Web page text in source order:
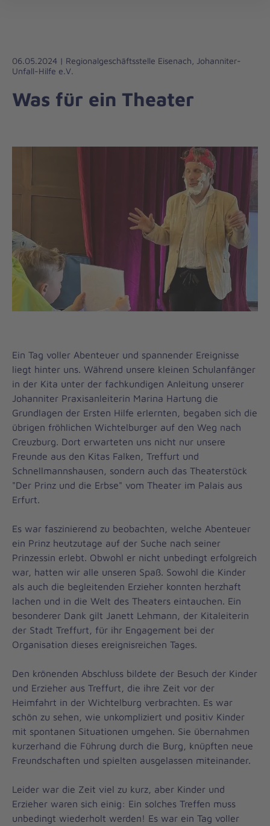
Liebe
zum
06.05.2024 | Regionalgeschäftsstelle Eisenach, Johanniter-
Unfall-Hilfe e.V.
Was für ein Theater
Ein Tag voller Abenteuer und spannender Ereignisse
liegt hinter uns. Während unsere kleinen Schulanfänger
in der Kita unter der fachkundigen Anleitung unserer
Johanniter Praxisanleiterin Marina Hartung die
Grundlagen der Ersten Hilfe erlernten, begaben sich die
übrigen fröhlichen Wichtelburger auf den Weg nach
Creuzburg. Dort erwarteten uns nicht nur unsere
Freunde aus den Kitas Falken, Treffurt und
Schnellmannshausen, sondern auch das Theaterstück
"Der Prinz und die Erbse" vom Theater im Palais aus
Erfurt.
Es war faszinierend zu beobachten, welche Abenteuer
ein Prinz heutzutage auf der Suche nach seiner
Prinzessin erlebt. Obwohl er nicht unbedingt erfolgreich
war, hatten wir alle unseren Spaß. Sowohl die Kinder
als auch die begleitenden Erzieher konnten herzhaft
lachen und in die Welt des Theaters eintauchen. Ein
besonderer Dank gilt Janett Lehmann, der Kitaleiterin
der Stadt Treffurt, für ihr Engagement bei der
Organisation dieses ereignisreichen Tages.
Den krönenden Abschluss bildete der Besuch der Kinder
und Erzieher aus Treffurt, die ihre Zeit vor der
Heimfahrt in der Wichtelburg verbrachten. Es war
schön zu sehen, wie unkompliziert und positiv Kinder
mit spontanen Situationen umgehen. Sie übernahmen
kurzerhand die Führung durch die Burg, knüpften neue
Freundschaften und spielten ausgelassen miteinander.
Leider war die Zeit viel zu kurz, aber Kinder und
Erzieher waren sich einig: Ein solches Treffen muss
unbedingt wiederholt werden! Es war ein Tag voller